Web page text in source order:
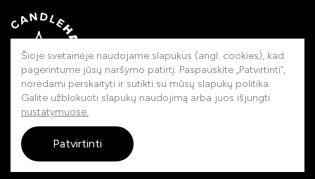
Lietuvoje
© 2026 Candlehand. Visos teisės saugomos.
Šioje svetainėje naudojame slapukus (angl. cookies), kad
pagerintume jūsų naršymo patirtį. Paspauskite „Patvirtinti“,
norėdami perskaityti ir sutikti su mūsų slapukų politika.
Galite užblokuoti slapukų naudojimą arba juos išjungti
nustatymuose.
Patvirtinti